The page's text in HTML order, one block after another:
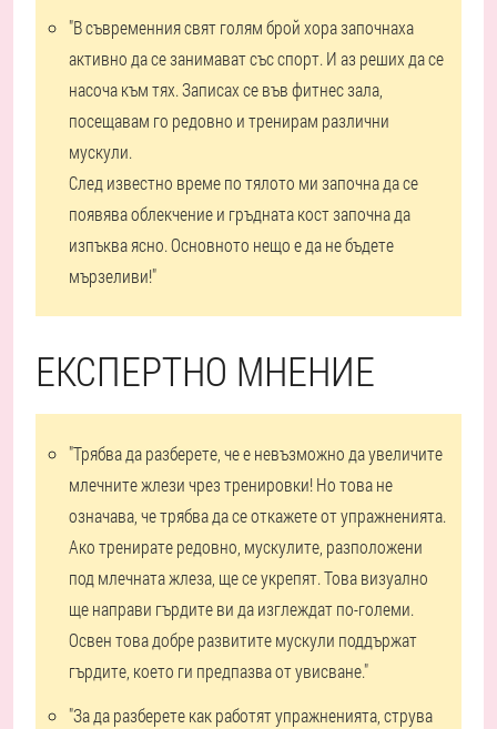
"В съвременния свят голям брой хора започнаха
активно да се занимават със спорт. И аз реших да се
насоча към тях. Записах се във фитнес зала,
посещавам го редовно и тренирам различни
мускули.
След известно време по тялото ми започна да се
появява облекчение и гръдната кост започна да
изпъква ясно. Основното нещо е да не бъдете
мързеливи!"
ЕКСПЕРТНО МНЕНИЕ
"Трябва да разберете, че е невъзможно да увеличите
млечните жлези чрез тренировки! Но това не
означава, че трябва да се откажете от упражненията.
Ако тренирате редовно, мускулите, разположени
под млечната жлеза, ще се укрепят. Това визуално
ще направи гърдите ви да изглеждат по-големи.
Освен това добре развитите мускули поддържат
гърдите, което ги предпазва от увисване."
"За да разберете как работят упражненията, струва